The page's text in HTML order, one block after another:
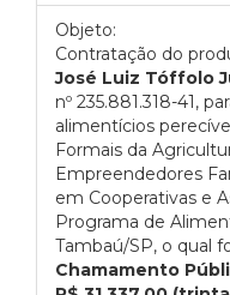
Objeto:
Contratação do
José Luiz Tóffolo
nº 235.881.318-41,
alimentícios
Formais da
Empreendedores
em Cooperativas e
Programa de
Tambaú/SP, o qual
Chamamento